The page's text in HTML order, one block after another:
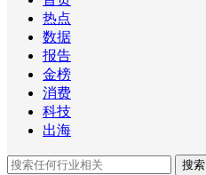
热点
数据
报告
金榜
消费
科技
出海
搜索